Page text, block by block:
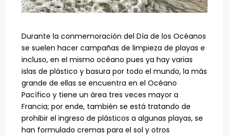
Durante la conmemoración del Día de los Océanos
se suelen hacer campañas de limpieza de playas e
incluso, en el mismo océano pues ya hay varias
islas de plástico y basura por todo el mundo, la más
grande de ellas se encuentra en el Océano
Pacífico y tiene un área tres veces mayor a
Francia; por ende, también se está tratando de
prohibir el ingreso de plásticos a algunas playas, se
han formulado cremas para el sol y otros